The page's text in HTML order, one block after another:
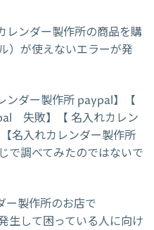
レンダー製作所の商品を購
）が使えないエラーが発
ンダー製作所 paypal】【
失敗】【 名入れカレン
名入れカレンダー製作所
調べてみたのではないで
ー製作所のお店で
生して困っている人に向け